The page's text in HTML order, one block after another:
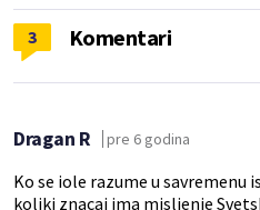
3 Komentari
Dragan R pre 6 godina
Ko se iole razume u savremenu
koliki znacaj ima misljenje